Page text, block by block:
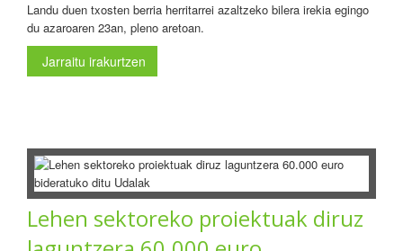
Landu duen txosten berria herritarrei azaltzeko bilera irekia egingo
du azaroaren 23an, pleno aretoan.
Jarraitu irakurtzen
Lehen sektoreko proiektuak diruz